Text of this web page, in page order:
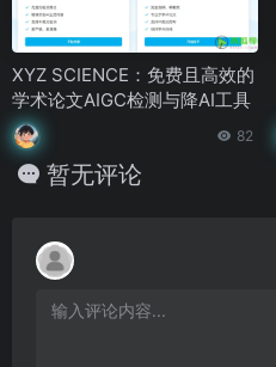
XYZ SCIENCE：免费且高效的
学术论文AIGC检测与降AI工具
82
暂无评论